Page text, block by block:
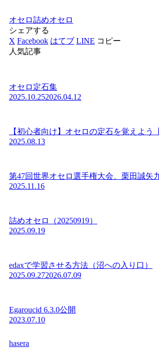
オセロ詰めオセロ
シェアする
X Facebook はてブ LINE コピー
人気記事
オセロ定石集
2025.10.252026.04.12
【初心者向け】オセロの定石を覚えよう
2025.08.13
第47回世界オセロ選手権大会、栗田誠矢
2025.11.16
詰めオセロ（20250919）
2025.09.19
edaxで学習させる方法（沼への入り口）
2025.09.272026.07.09
Egaroucid 6.3.0公開
2023.07.10
hasera